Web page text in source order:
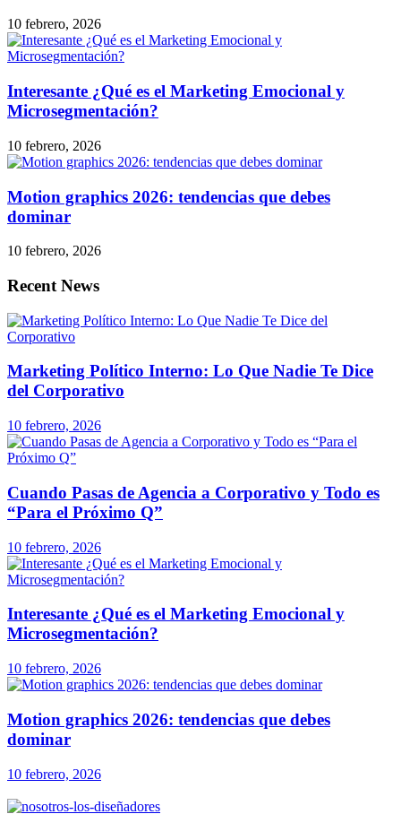
10 febrero, 2026
Interesante ¿Qué es el Marketing Emocional y
Microsegmentación?
10 febrero, 2026
Motion graphics 2026: tendencias que debes
dominar
10 febrero, 2026
Recent News
Marketing Político Interno: Lo Que Nadie Te Dice
del Corporativo
10 febrero, 2026
Cuando Pasas de Agencia a Corporativo y Todo es
“Para el Próximo Q”
10 febrero, 2026
Interesante ¿Qué es el Marketing Emocional y
Microsegmentación?
10 febrero, 2026
Motion graphics 2026: tendencias que debes
dominar
10 febrero, 2026